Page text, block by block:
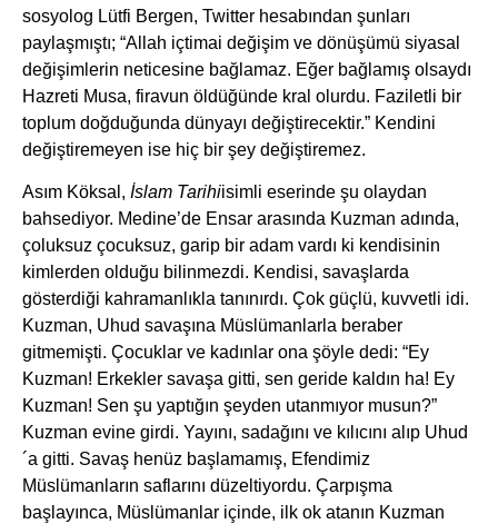
sosyolog Lütfi Bergen, Twitter hesabından şunları
paylaşmıştı; “Allah içtimai değişim ve dönüşümü siyasal
değişimlerin neticesine bağlamaz. Eğer bağlamış olsaydı
Hazreti Musa, firavun öldüğünde kral olurdu. Faziletli bir
toplum doğduğunda dünyayı değiştirecektir.” Kendini
değiştiremeyen ise hiç bir şey değiştiremez.
Asım Köksal, İslam Tarihiisimli eserinde şu olaydan
bahsediyor. Medine’de Ensar arasında Kuzman adında,
çoluksuz çocuksuz, garip bir adam vardı ki kendisinin
kimlerden olduğu bilinmezdi. Kendisi, savaşlarda
gösterdiği kahramanlıkla tanınırdı. Çok güçlü, kuvvetli idi.
Kuzman, Uhud savaşına Müslümanlarla beraber
gitmemişti. Çocuklar ve kadınlar ona şöyle dedi: “Ey
Kuzman! Erkekler savaşa gitti, sen geride kaldın ha! Ey
Kuzman! Sen şu yaptığın şeyden utanmıyor musun?”
Kuzman evine girdi. Yayını, sadağını ve kılıcını alıp Uhud
´a gitti. Savaş henüz başlamamış, Efendimiz
Müslümanların saflarını düzeltiyordu. Çarpışma
başlayınca, Müslümanlar içinde, ilk ok atanın Kuzman